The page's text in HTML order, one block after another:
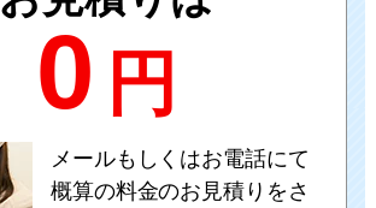
0 円
メールもしくはお電話にて
概算の料金のお見積りをさ